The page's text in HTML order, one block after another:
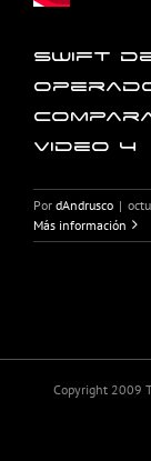
Swift
Video 4
Por dAndrusco |
Más información
Copyright 2009